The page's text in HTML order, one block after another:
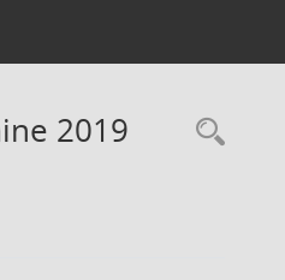
2019